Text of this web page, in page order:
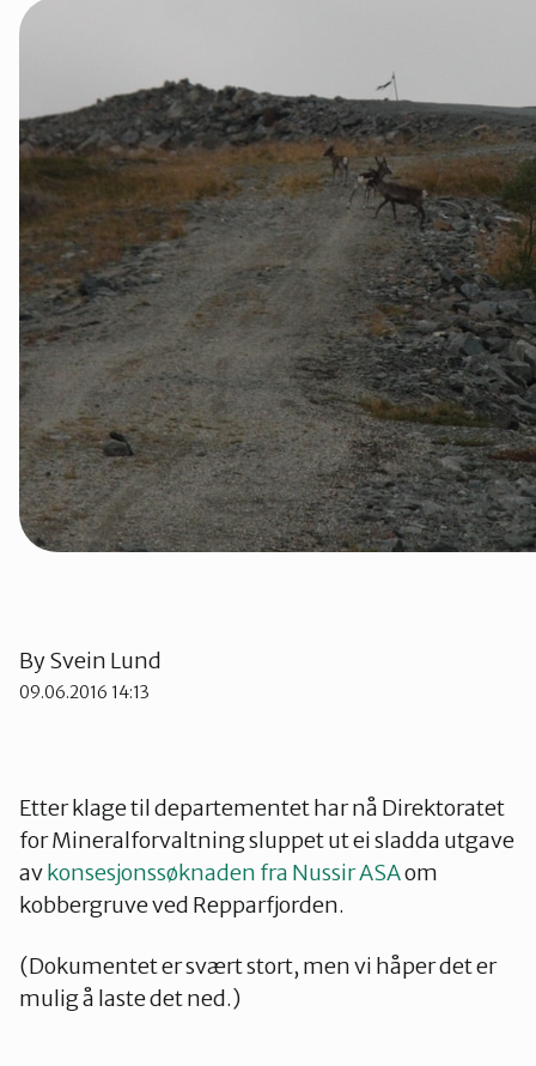
BySvein Lund
09.06.2016 14:13
Etter klage til departementet har nå Direktoratet
for Mineralforvaltning sluppet ut ei sladda utgave
avkonsesjonssøknaden fra Nussir ASAom
kobbergruve ved Repparfjorden.
(Dokumentet er svært stort, men vi håper det er
mulig å laste det ned.)